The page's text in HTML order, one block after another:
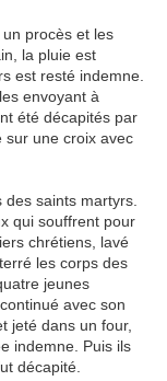
procès et les
la pluie est
est resté indemne.
envoyant à
été décapités par
sur une croix avec
saints martyrs.
qui souffrent pour
chrétiens, lavé
les corps des
jeunes
avec son
jeté dans un four,
indemne. Puis ils
décapité.